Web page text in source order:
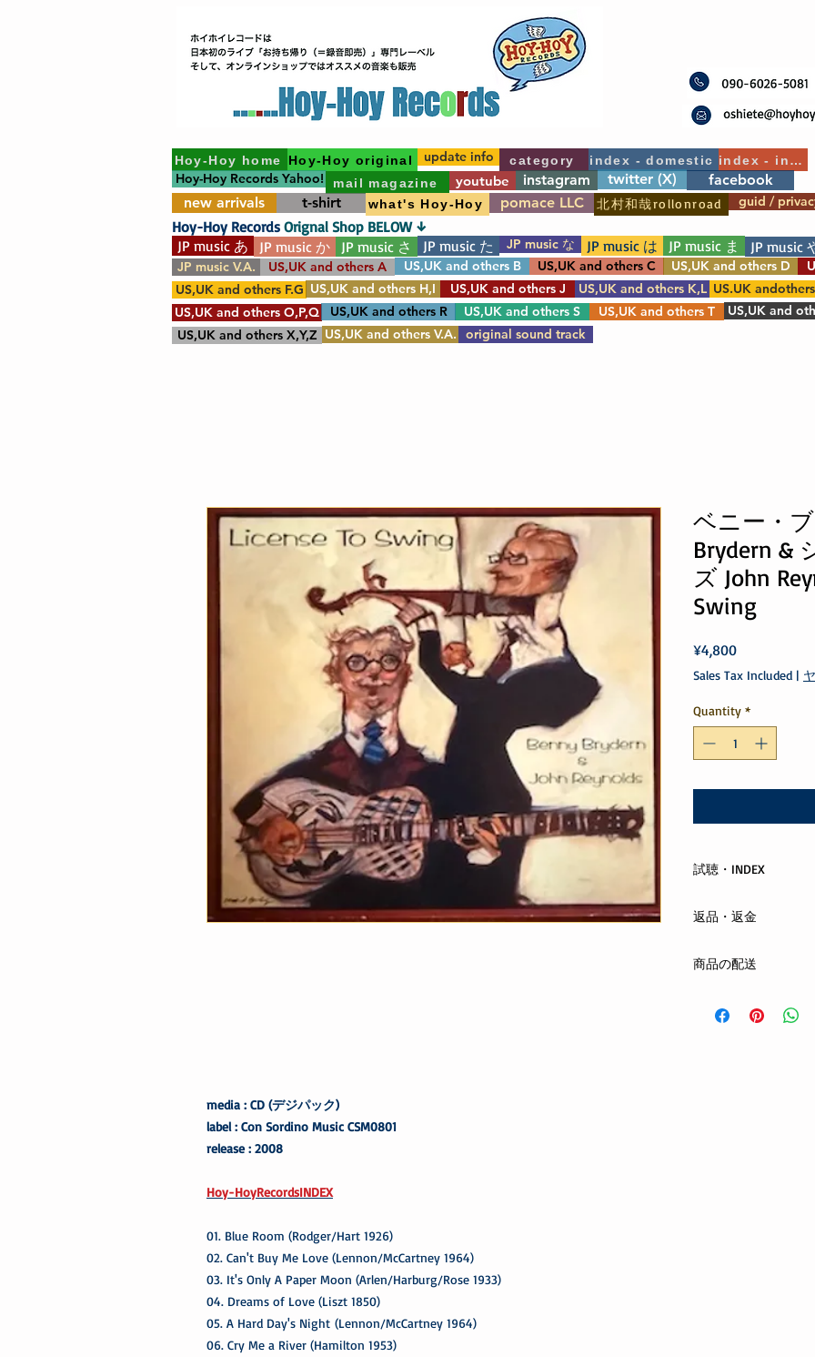
Hoy-Hoy home Hoy-Hoy original category index - domestic index - int'l
guid /
Hoy-Hoy Records Yahoo! mail magazine youtube twitter (X)
instagram
new arrivals
t-shirt what's Hoy-Hoy pomace LLC 北村和哉rollonroad
facebook
update info
JP music あ JP music か JP music さ JP music た JP music な JP music は JP music ま JP music
JP music V.A.
US,UK and others A US,UK and others B US,UK and others C US,UK and others D
US,UK and others F.G US,UK and others H,I US,UK and others J US,UK and others K,L
US,UK and others O,P,Q
US,UK and others S
US,UK and others R US,UK and others T
US,UK and
US,UK and others X,Y,Z US,UK and others V.A. original sound track
Hoy-Hoy Records Orignal Shop BELOW ↓
US.UK
media : CD (デジパック)
label : Con Sordino Music CSM0801
release : 2008
Hoy-HoyRecordsINDEX
01. Blue Room (Rodger/Hart 1926)
02. Can't Buy Me Love (Lennon/McCartney 1964)
03. It's Only A Paper Moon (Arlen/Harburg/Rose 1933)
04. Dreams of Love (Liszt 1850)
05. A Hard Day's Night (Lennon/McCartney 1964)
06. Cry Me a River (Hamilton 1953)
ベニー・
Brydern &
ズ John
Swing
¥4,800Price
Sales Tax Included |
Quantity *
試聴・INDEX
Hoy-HoyRecordsINDEX
返品・返金
する商品の欠陥や不
お客さまの都合によ
商品の配送
全国一律 300円